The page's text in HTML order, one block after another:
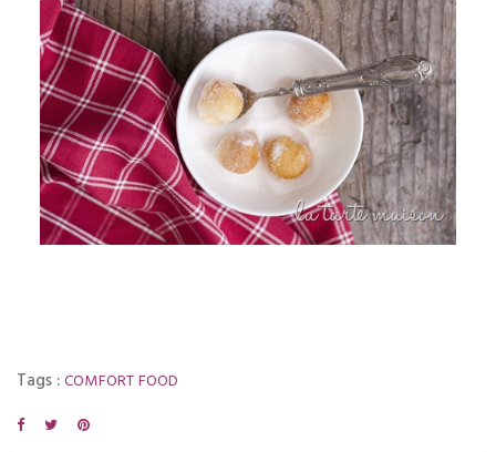
Tags :COMFORT FOOD